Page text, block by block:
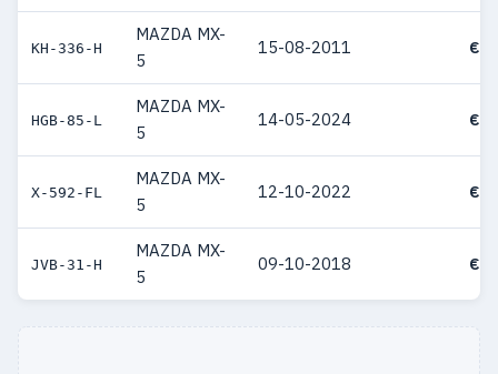
KH-336-H
MAZDA MX-
5
15-08-2011 €
HGB-85-L
MAZDA MX-
5
14-05-2024 €
X-592-FL
MAZDA MX-
5
12-10-2022 €
JVB-31-H
MAZDA MX-
5
09-10-2018 €